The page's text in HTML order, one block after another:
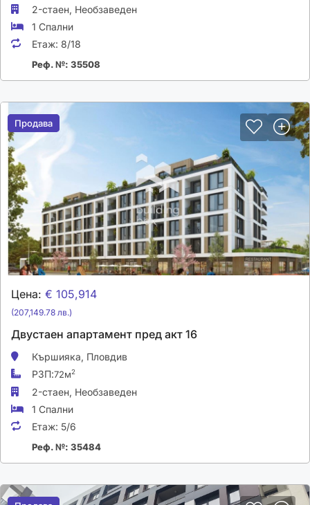
2-стаен, Необзаведен
1 Спални
Етаж: 8/18
Реф. №: 35508
Продава
Продава
Цена: € 105,914
(207,149.78 лв.)
Двустаен апартамент пред акт 16
Кършияка, Пловдив
РЗП:72м2
2-стаен, Необзаведен
1 Спални
Етаж: 5/6
Реф. №: 35484